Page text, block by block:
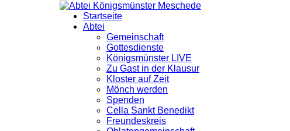
Startseite
Abtei
Gemeinschaft
Gottesdienste
Königsmünster LIVE
Zu Gast in der Klausur
Kloster auf Zeit
Mönch werden
Spenden
Cella Sankt Benedikt
Freundeskreis